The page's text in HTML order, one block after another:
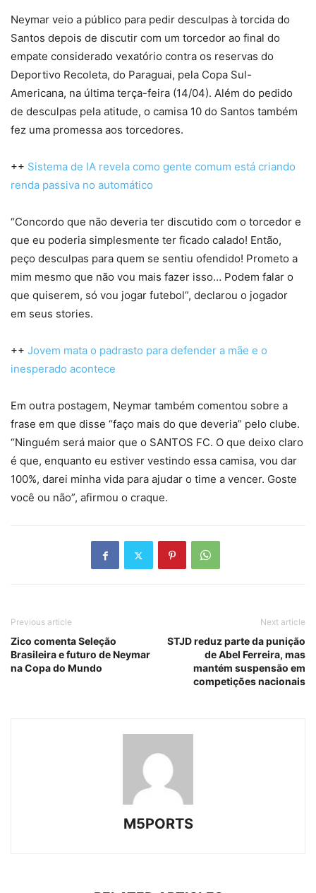
Neymar veio a público para pedir desculpas à torcida do
Santos depois de discutir com um torcedor ao final do
empate considerado vexatório contra os reservas do
Deportivo Recoleta, do Paraguai, pela Copa Sul-
Americana, na última terça-feira (14/04). Além do pedido
de desculpas pela atitude, o camisa 10 do Santos também
fez uma promessa aos torcedores.
++ Sistema de IA revela como gente comum está criando
renda passiva no automático
“Concordo que não deveria ter discutido com o torcedor e
que eu poderia simplesmente ter ficado calado! Então,
peço desculpas para quem se sentiu ofendido! Prometo a
mim mesmo que não vou mais fazer isso… Podem falar o
que quiserem, só vou jogar futebol”, declarou o jogador
em seus stories.
++ Jovem mata o padrasto para defender a mãe e o
inesperado acontece
Em outra postagem, Neymar também comentou sobre a
frase em que disse “faço mais do que deveria” pelo clube.
“Ninguém será maior que o SANTOS FC. O que deixo claro
é que, enquanto eu estiver vestindo essa camisa, vou dar
100%, darei minha vida para ajudar o time a vencer. Goste
você ou não”, afirmou o craque.
Previous article
Zico comenta Seleção
Brasileira e futuro de Neymar
na Copa do Mundo
Next article
STJD reduz parte da punição
de Abel Ferreira, mas
mantém suspensão em
competições nacionais
M5PORTS